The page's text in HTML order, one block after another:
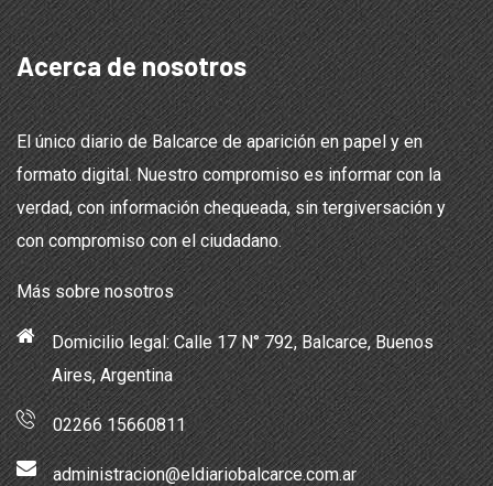
Acerca de nosotros
El único diario de Balcarce de aparición en papel y en
formato digital. Nuestro compromiso es informar con la
verdad, con información chequeada, sin tergiversación y
con compromiso con el ciudadano.
Más sobre nosotros
Domicilio legal: Calle 17 N° 792, Balcarce, Buenos
Aires, Argentina
02266 15660811
administracion@eldiariobalcarce.com.ar